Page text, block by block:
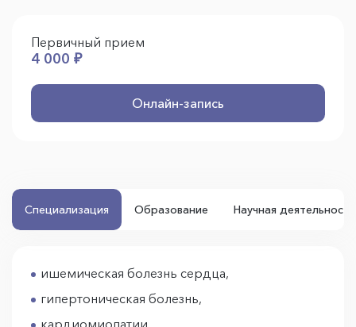
Первичный прием
4 000 ₽
Онлайн-запись
Специализация Образование Научная деятельность
ишемическая болезнь сердца,
гипертоническая болезнь,
кардиомиопатии,